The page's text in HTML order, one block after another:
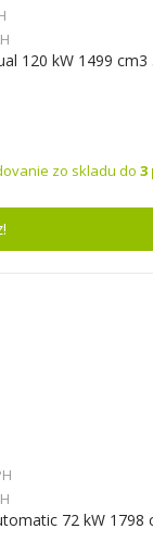
120 kW 1499 cm3
zo skladu do 3
72 kW 1798